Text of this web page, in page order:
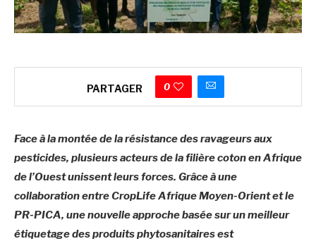
PARTAGER 0
Face à la montée de la résistance des ravageurs aux
pesticides, plusieurs acteurs de la filière coton en Afrique
de l’Ouest unissent leurs forces. Grâce à une
collaboration entre CropLife Afrique Moyen-Orient et le
PR-PICA, une nouvelle approche basée sur un meilleur
étiquetage des produits phytosanitaires est